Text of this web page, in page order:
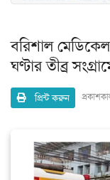
বরিশাল
ঘণ্টার তীব্র
প্রিন্ট করুন